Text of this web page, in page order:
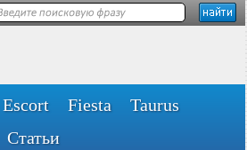
Escort Fiesta
Taurus
Статьи